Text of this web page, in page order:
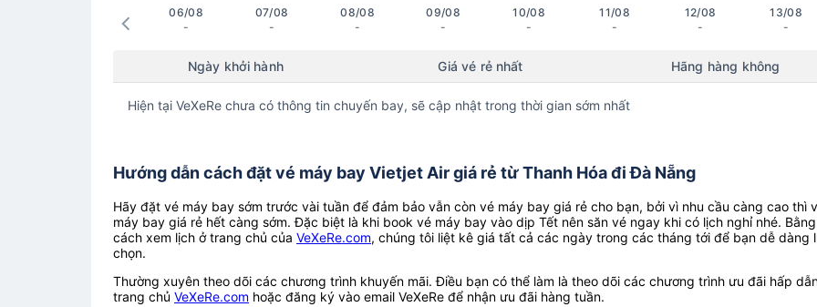
06/08
-
07/08
-
08/08
-
09/08
-
10/08
-
11/08
-
12/08
-
13/08
-
Ngày khởi hành Giá vé rẻ nhất Hãng hàng không
Hiện tại VeXeRe chưa có thông tin chuyến bay, sẽ cập nhật trong thời gian sớm nhất
Hướng dẫn cách đặt vé máy bay Vietjet Air giá rẻ từ Thanh Hóa đi Đà Nẵng
Hãy đặt vé máy bay sớm trước vài tuần để đảm bảo vẫn còn vé máy bay giá rẻ cho bạn, bởi vì nhu cầu càng cao thì
máy bay giá rẻ hết càng sớm. Đặc biệt là khi book vé máy bay vào dịp Tết nên săn vé ngay khi có lịch nghỉ nhé. Bằng
cách xem lịch ở trang chủ của VeXeRe.com, chúng tôi liệt kê giá tất cả các ngày trong các tháng tới để bạn dễ dàng
chọn.
Thường xuyên theo dõi các chương trình khuyến mãi. Điều bạn có thể làm là theo dõi các chương trình ưu đãi hấp
trang chủ VeXeRe.com hoặc đăng ký vào email VeXeRe để nhận ưu đãi hàng tuần.